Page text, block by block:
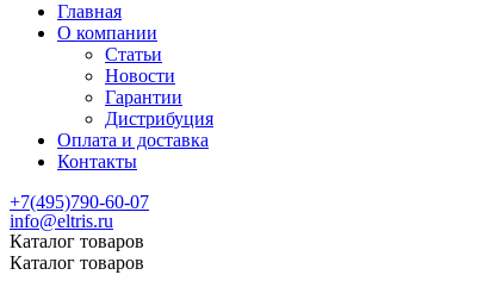
Главная
О компании
Статьи
Новости
Гарантии
Дистрибуция
Оплата и доставка
Контакты
+7(495)790-60-07
info@eltris.ru
Каталог товаров
Каталог товаров